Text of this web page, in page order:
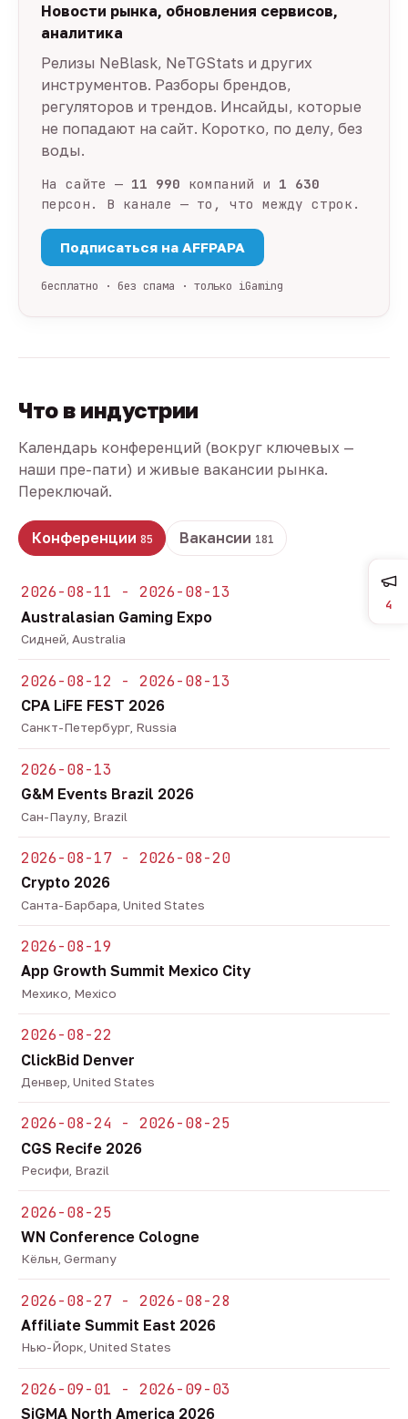
Новости рынка, обновления сервисов,
аналитика
Релизы NeBlask, NeTGStats и других
инструментов. Разборы брендов,
регуляторов и трендов. Инсайды, которые
не попадают на сайт. Коротко, по делу, без
воды.
На сайте — 11 990 компаний и 1 630
персон. В канале — то, что между строк.
Подписаться на AFFPAPA
бесплатно · без спама · только iGaming
Что в индустрии
Календарь конференций (вокруг ключевых —
наши пре-пати) и живые вакансии рынка.
Переключай.
Конференции 85 Вакансии 181
2026-08-11 - 2026-08-13
Australasian Gaming Expo
Сидней, Australia
2026-08-12 - 2026-08-13
CPA LiFE FEST 2026
Санкт-Петербург, Russia
2026-08-13
G&M Events Brazil 2026
Сан-Паулу, Brazil
2026-08-17 - 2026-08-20
Crypto 2026
Санта-Барбара, United States
2026-08-19
App Growth Summit Mexico City
Мехико, Mexico
2026-08-22
ClickBid Denver
Денвер, United States
2026-08-24 - 2026-08-25
CGS Recife 2026
Ресифи, Brazil
2026-08-25
WN Conference Cologne
Кёльн, Germany
2026-08-27 - 2026-08-28
Affiliate Summit East 2026
Нью-Йорк, United States
2026-09-01 - 2026-09-03
SiGMA North America 2026
4